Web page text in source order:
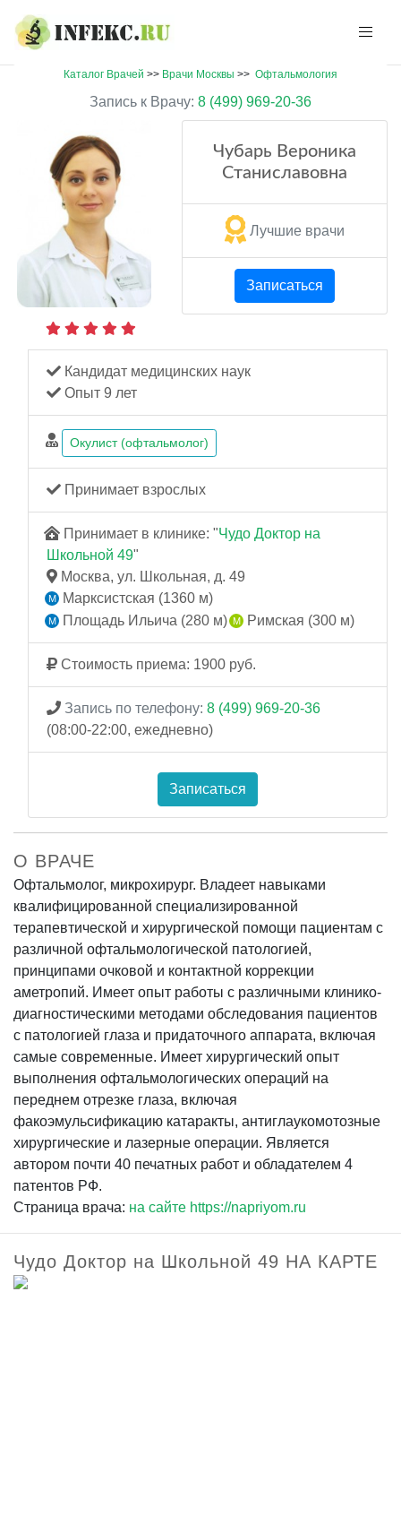
Каталог Врачей >> Врачи Москвы >> Офтальмология
Запись к Врачу: 8 (499) 969-20-36
Чубарь Вероника
Станиславовна
Лучшие врачи
Записаться
Кандидат медицинских наук
Опыт 9 лет
Окулист (офтальмолог)
Принимает взрослых
Принимает в клинике: "Чудо Доктор на
Школьной 49"
Москва, ул. Школьная, д. 49
Марксистская (1360 м)
Площадь Ильича (280 м)
Римская (300 м)
Стоимость приема: 1900 руб.
Запись по телефону: 8 (499) 969-20-36
(08:00-22:00, ежедневно)
Записаться
О ВРАЧЕ
Офтальмолог, микрохирург. Владеет навыками
квалифицированной специализированной
терапевтической и хирургической помощи пациентам с
различной офтальмологической патологией,
принципами очковой и контактной коррекции
аметропий. Имеет опыт работы с различными клинико-
диагностическими методами обследования пациентов
с патологией глаза и придаточного аппарата, включая
самые современные. Имеет хирургический опыт
выполнения офтальмологических операций на
переднем отрезке глаза, включая
факоэмульсификацию катаракты, антиглаукомотозные
хирургические и лазерные операции. Является
автором почти 40 печатных работ и обладателем 4
патентов РФ.
Страница врача: на сайте https://napriyom.ru
Чудо Доктор на Школьной 49 НА КАРТЕ